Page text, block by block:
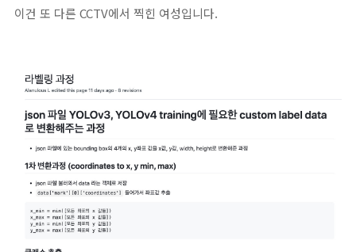
이건 또 다른 CCTV에서 찍힌 여성입니다.